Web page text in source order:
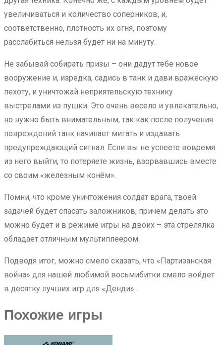
увеличиваться и количество соперников, и,
соответственно, плотность их огня, поэтому
расслабиться нельзя будет ни на минуту.
Не забывай собирать призы – они дадут тебе новое
вооружение и, изредка, садись в танк и дави вражескую
пехоту, и уничтожай неприятельскую технику
выстрелами из пушки. Это очень весело и увлекательно,
но нужно быть внимательным, так как после получения
повреждений танк начинает мигать и издавать
предупреждающий сигнал. Если вы не успеете вовремя
из него выйти, то потеряете жизнь, взорвавшись вместе
со своим «железным конём».
Помни, что кроме уничтожения солдат врага, твоей
задачей будет спасать заложников, причем делать это
можно будет и в режиме игры на двоих – эта стрелялка
обладает отличным мультиплеером.
Подводя итог, можно смело сказать, что «Партизанская
война» для нашей любимой восьмибитки смело войдет
в десятку лучших игр для «Денди».
Похожие игры